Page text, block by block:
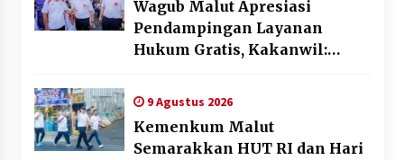
Wagub Malut Apresiasi
Pendampingan Layanan
Hukum Gratis, Kakanwil:
Kini Rp0
9 Agustus 2026
Kemenkum Malut
Semarakkan HUT RI dan Hari